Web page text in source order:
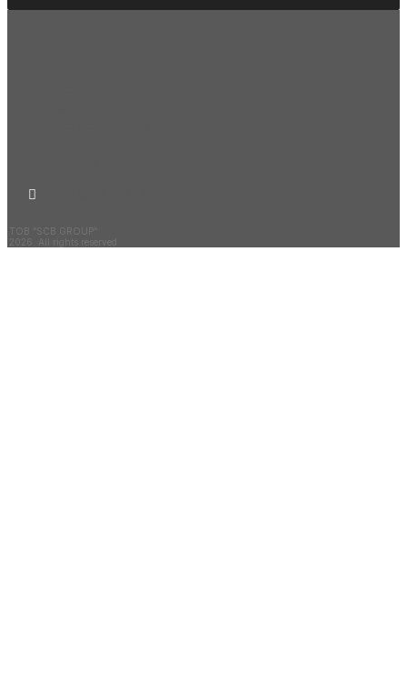
ТОВ “SCB GROUP”
2026. All rights reserved